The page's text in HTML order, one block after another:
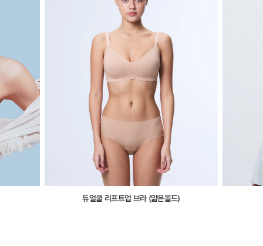
듀얼쿨 리프트업 브라 (얇은몰드)